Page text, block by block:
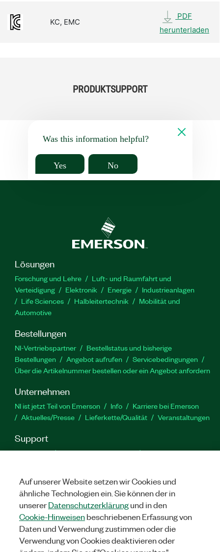
KC, EMC
PDF
herunterladen
PRODUKTSUPPORT
Was this information helpful?
Yes No
Lösungen
Forschung und Lehre
Luft- und Raumfahrt und
Verteidigung
Elektronik Energie
Industrieanlagen
Life Sciences
Halbleitertechnik
Mobilität und
Automotive
Bestellungen
NI-Vertriebspartner
Bestellstatus und bisherige
Bestellungen
Angebot aufrufen
Servicebedingungen
Über die Artikelnummer bestellen oder ein Angebot anfordern
Unternehmen
NI ist jetzt Teil von Emerson Info
Karriere bei Emerson
Aktuelles/Presse
Lieferkette/Qualität Veranstaltungen
Support
Downloads Produktdokumentation
Diskussionsforen
YouTube
Twitter
©NATIONAL INSTRUMENTS CORP. ALLE RECHTE VORBEHALTEN.
Auf unserer Website setzen wir Cookies und
ähnliche Technologien ein. Sie können der in
unsererDatenschutzerklärungund in den
Cookie-Hinweisenbeschriebenen Erfassung von
Daten und Verwendung zustimmen oder die
Verwendung von Cookies deaktivieren oder